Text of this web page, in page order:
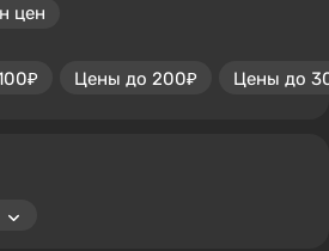
цен
Цены до 200₽ Цены до